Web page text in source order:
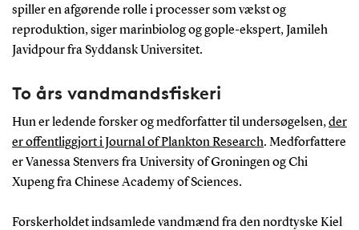
spiller en afgørende rolle i processer som vækst og
reproduktion, siger marinbiolog og gople-ekspert, Jamileh
Javidpour fra Syddansk Universitet.
To års vandmandsfiskeri
Hun er ledende forsker og medforfatter til undersøgelsen,der
er offentliggjort i Journal of Plankton Research. Medforfattere
er Vanessa Stenvers fra University of Groningen og Chi
Xupeng fra Chinese Academy of Sciences.
Forskerholdet indsamlede vandmænd fra den nordtyske Kiel